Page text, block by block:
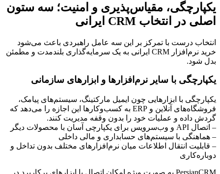
یکپارچگی، مقیاس‌پذیری و امنیت؛ سه ستون
اصلی در انتخاب CRM ایرانی
انتخاب درست با تمرکز بر این سه عامل راهبردی باعث می‌شود
خرید نرم‌افزار CRM ایرانی به یک سرمایه‌گذاری بلندمدت و مطمئن
بدل شود.
یکپارچگی با سایر نرم‌افزارها و ابزارهای سازمانی
یکپارچگی با ابزارهایی چون ایمیل مارکتینگ، سیستم‌های پیامک،
فروشگاه‌های آنلاین و ERP به کسب‌وکارها این اجازه را می‌دهد که
گردش داده و عملیات خود را بدون وقفه مدیریت کنند.
– اتصال API و وب‌سرویس برای یکپارچی آسان با محصولات دیگر
– هماهنگی با سیستم‌های حسابداری و مالی داخلی
– قابلیت انتقال اطلاعات میان نرم‌افزارهای مختلف بدون تداخل و
دوباره‌کاری
PersianCRM به صورت ویژه امکان اتصال با ابزارهای پرکاربرد در